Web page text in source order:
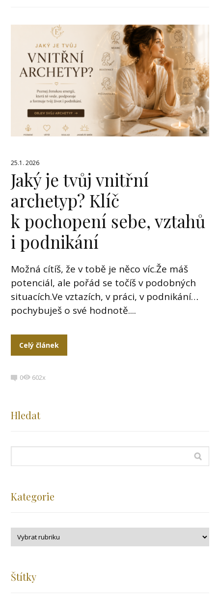
25.1. 2026
Jaký je tvůj vnitřní
archetyp? Klíč
k pochopení sebe, vztahů
i podnikání
Možná cítíš, že v tobě je něco víc.Že máš
potenciál, ale pořád se točíš v podobných
situacích.Ve vztazích, v práci, v podnikání…
pochybuješ o své hodnotě....
Celý článek
0 602x
Hledat
Kategorie
Štítky